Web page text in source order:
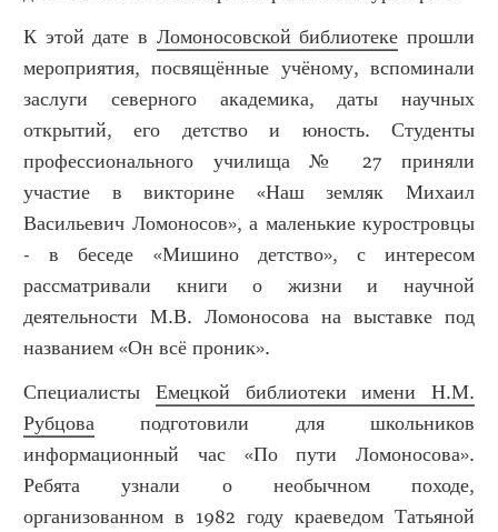
К этой дате в Ломоносовской библиотеке прошли
мероприятия, посвящённые учёному, вспоминали
заслуги северного академика, даты научных
открытий, его детство и юность. Студенты
профессионального училища № 27 приняли
участие в викторине «Наш земляк Михаил
Васильевич Ломоносов», а маленькие куростровцы
- в беседе «Мишино детство», с интересом
рассматривали книги о жизни и научной
деятельности М.В. Ломоносова на выставке под
названием «Он всё проник».
Специалисты Емецкой библиотеки имени Н.М.
Рубцова подготовили для школьников
информационный час «По пути Ломоносова».
Ребята узнали о необычном походе,
организованном в 1982 году краеведом Татьяной